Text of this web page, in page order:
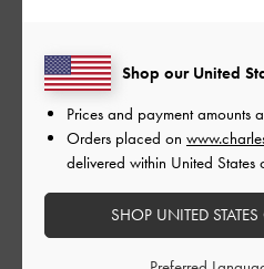
他とデザイン違うくてかわいい
使いやすい
サイズ: その他（シューズ以外）
Shop our United
Prices and payment amounts
Orders placed on
delivered within United States
SHOP UNITED